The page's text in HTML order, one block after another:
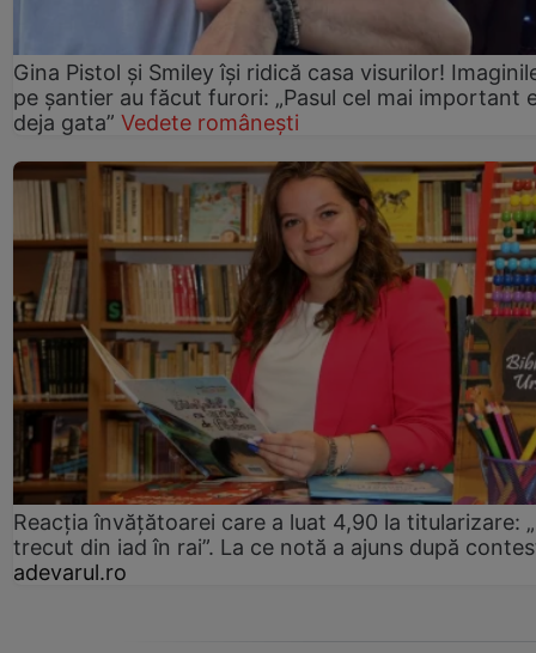
Gina Pistol și Smiley își ridică casa visurilor!
pe șantier au făcut furori: „Pasul cel mai important
deja gata” Vedete românești
Reacția învățătoarei care a luat 4,90 la titularizare:
trecut din iad în rai”. La ce notă a ajuns după
adevarul.ro